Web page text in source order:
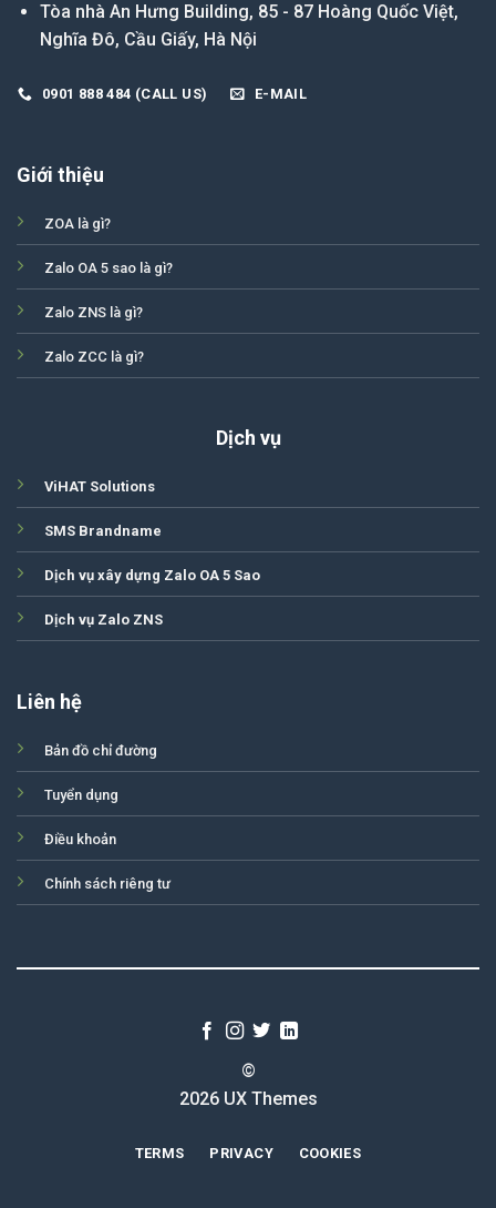
Tòa nhà An Hưng Building, 85 - 87 Hoàng Quốc Việt,
Nghĩa Đô, Cầu Giấy, Hà Nội
0901 888 484 (CALL US) E-MAIL
Giới thiệu
ZOA là gì?
Zalo OA 5 sao là gì?
Zalo ZNS là gì?
Zalo ZCC là gì?
Dịch vụ
ViHAT Solutions
SMS Brandname
Dịch vụ xây dựng Zalo OA 5 Sao
Dịch vụ Zalo ZNS
Liên hệ
Bản đồ chỉ đường
Tuyển dụng
Điều khoản
Chính sách riêng tư
©
2026 UX Themes
TERMS PRIVACY COOKIES